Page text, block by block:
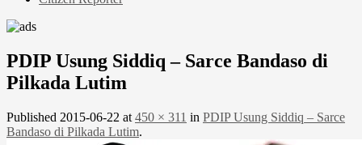
PDIP Usung Siddiq – Sarce Bandaso di
Pilkada Lutim
Published 2015-06-22 at 450 × 311 in PDIP Usung Siddiq – Sarce
Bandaso di Pilkada Lutim.